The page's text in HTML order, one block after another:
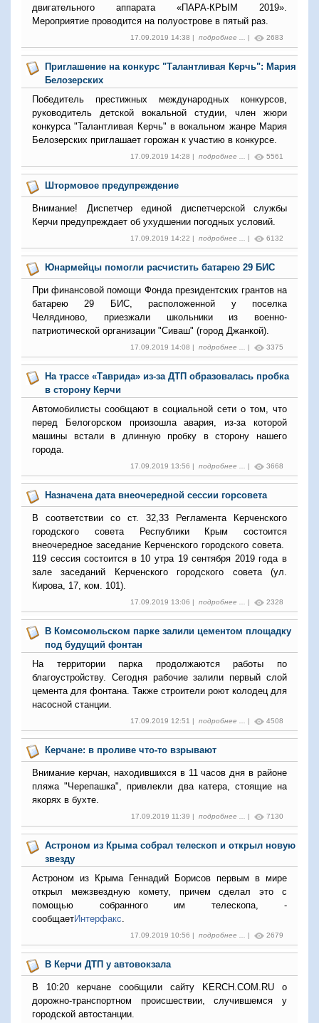
двигательного аппарата «ПАРА-КРЫМ 2019».
Мероприятие проводится на полуострове в пятый раз.
17.09.2019 14:38 | подробнее ... | 2683
Приглашение на конкурс "Талантливая Керчь": Мария
Белозерских
Победитель престижных международных конкурсов,
руководитель детской вокальной студии, член жюри
конкурса "Талантливая Керчь" в вокальном жанре Мария
Белозерских приглашает горожан к участию в конкурсе.
17.09.2019 14:28 | подробнее ... | 5561
Штормовое предупреждение
Внимание! Диспетчер единой диспетчерской службы
Керчи предупреждает об ухудшении погодных условий.
17.09.2019 14:22 | подробнее ... | 6132
Юнармейцы помогли расчистить батарею 29 БИС
При финансовой помощи Фонда президентских грантов на
батарею 29 БИС, расположенной у поселка
Челядиново, приезжали школьники из военно-
патриотической организации "Сиваш" (город Джанкой).
17.09.2019 14:08 | подробнее ... | 3375
На трассе «Таврида» из-за ДТП образовалась пробка
в сторону Керчи
Автомобилисты сообщают в социальной сети о том, что
перед Белогорском произошла авария, из-за которой
машины встали в длинную пробку в сторону нашего
города.
17.09.2019 13:56 | подробнее ... | 3668
Назначена дата внеочередной сессии горсовета
В соответствии со ст. 32,33 Регламента Керченского
городского совета Республики Крым состоится
внеочередное заседание Керченского городского совета.
119 сессия состоится в 10 утра 19 сентября 2019 года в
зале заседаний Керченского городского совета (ул.
Кирова, 17, ком. 101).
17.09.2019 13:06 | подробнее ... | 2328
В Комсомольском парке залили цементом площадку
под будущий фонтан
На территории парка продолжаются работы по
благоустройству. Сегодня рабочие залили первый слой
цемента для фонтана. Также строители роют колодец для
насосной станции.
17.09.2019 12:51 | подробнее ... | 4508
Керчане: в проливе что-то взрывают
Внимание керчан, находившихся в 11 часов дня в районе
пляжа "Черепашка", привлекли два катера, стоящие на
якорях в бухте.
17.09.2019 11:39 | подробнее ... | 7130
Астроном из Крыма собрал телескоп и открыл новую
звезду
Астроном из Крыма Геннадий Борисов первым в мире
открыл межзвездную комету, причем сделал это с
помощью собранного им телескопа, -
сообщаетИнтерфакс.
17.09.2019 10:56 | подробнее ... | 2679
В Керчи ДТП у автовокзала
В 10:20 керчане сообщили сайту KERCH.COM.RU о
дорожно-транспортном происшествии, случившемся у
городской автостанции.